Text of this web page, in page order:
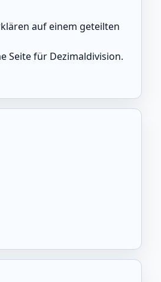
auf einem geteilten
Seite für Dezimaldivision.